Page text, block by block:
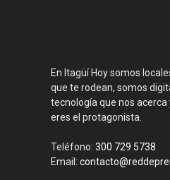
En Itagüí Hoy somos
que te rodean, somos
tecnología que nos
eres el protagonista.
Teléfono: 300 729 5738
Email: